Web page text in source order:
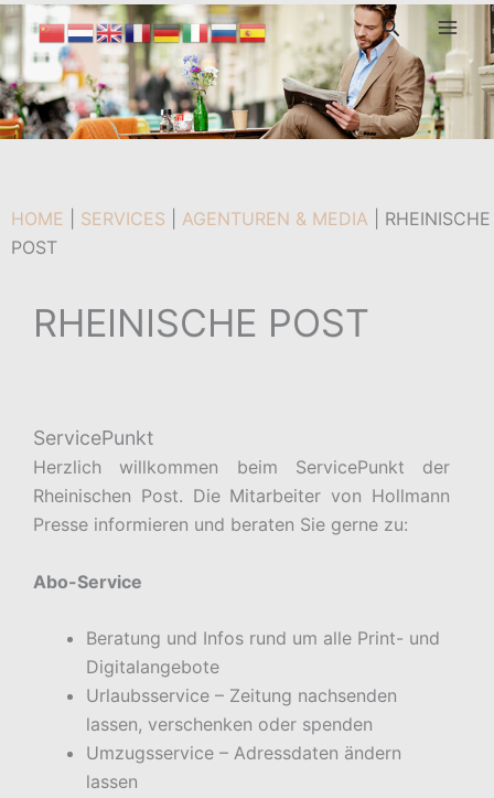
Zum
Inhalt
springen
Suchen
HOME SERVICES AGENTUREN & MEDIA
RHEINISCHE
POST
RHEINISCHE POST
ServicePunkt
Herzlich willkommen beim ServicePunkt der
Rheinischen Post. Die Mitarbeiter von Hollmann
Presse informieren und beraten Sie gerne zu:
Abo-Service
Beratung und Infos rund um alle Print- und
Digitalangebote
Urlaubsservice – Zeitung nachsenden
lassen, verschenken oder spenden
Umzugsservice – Adressdaten ändern
lassen